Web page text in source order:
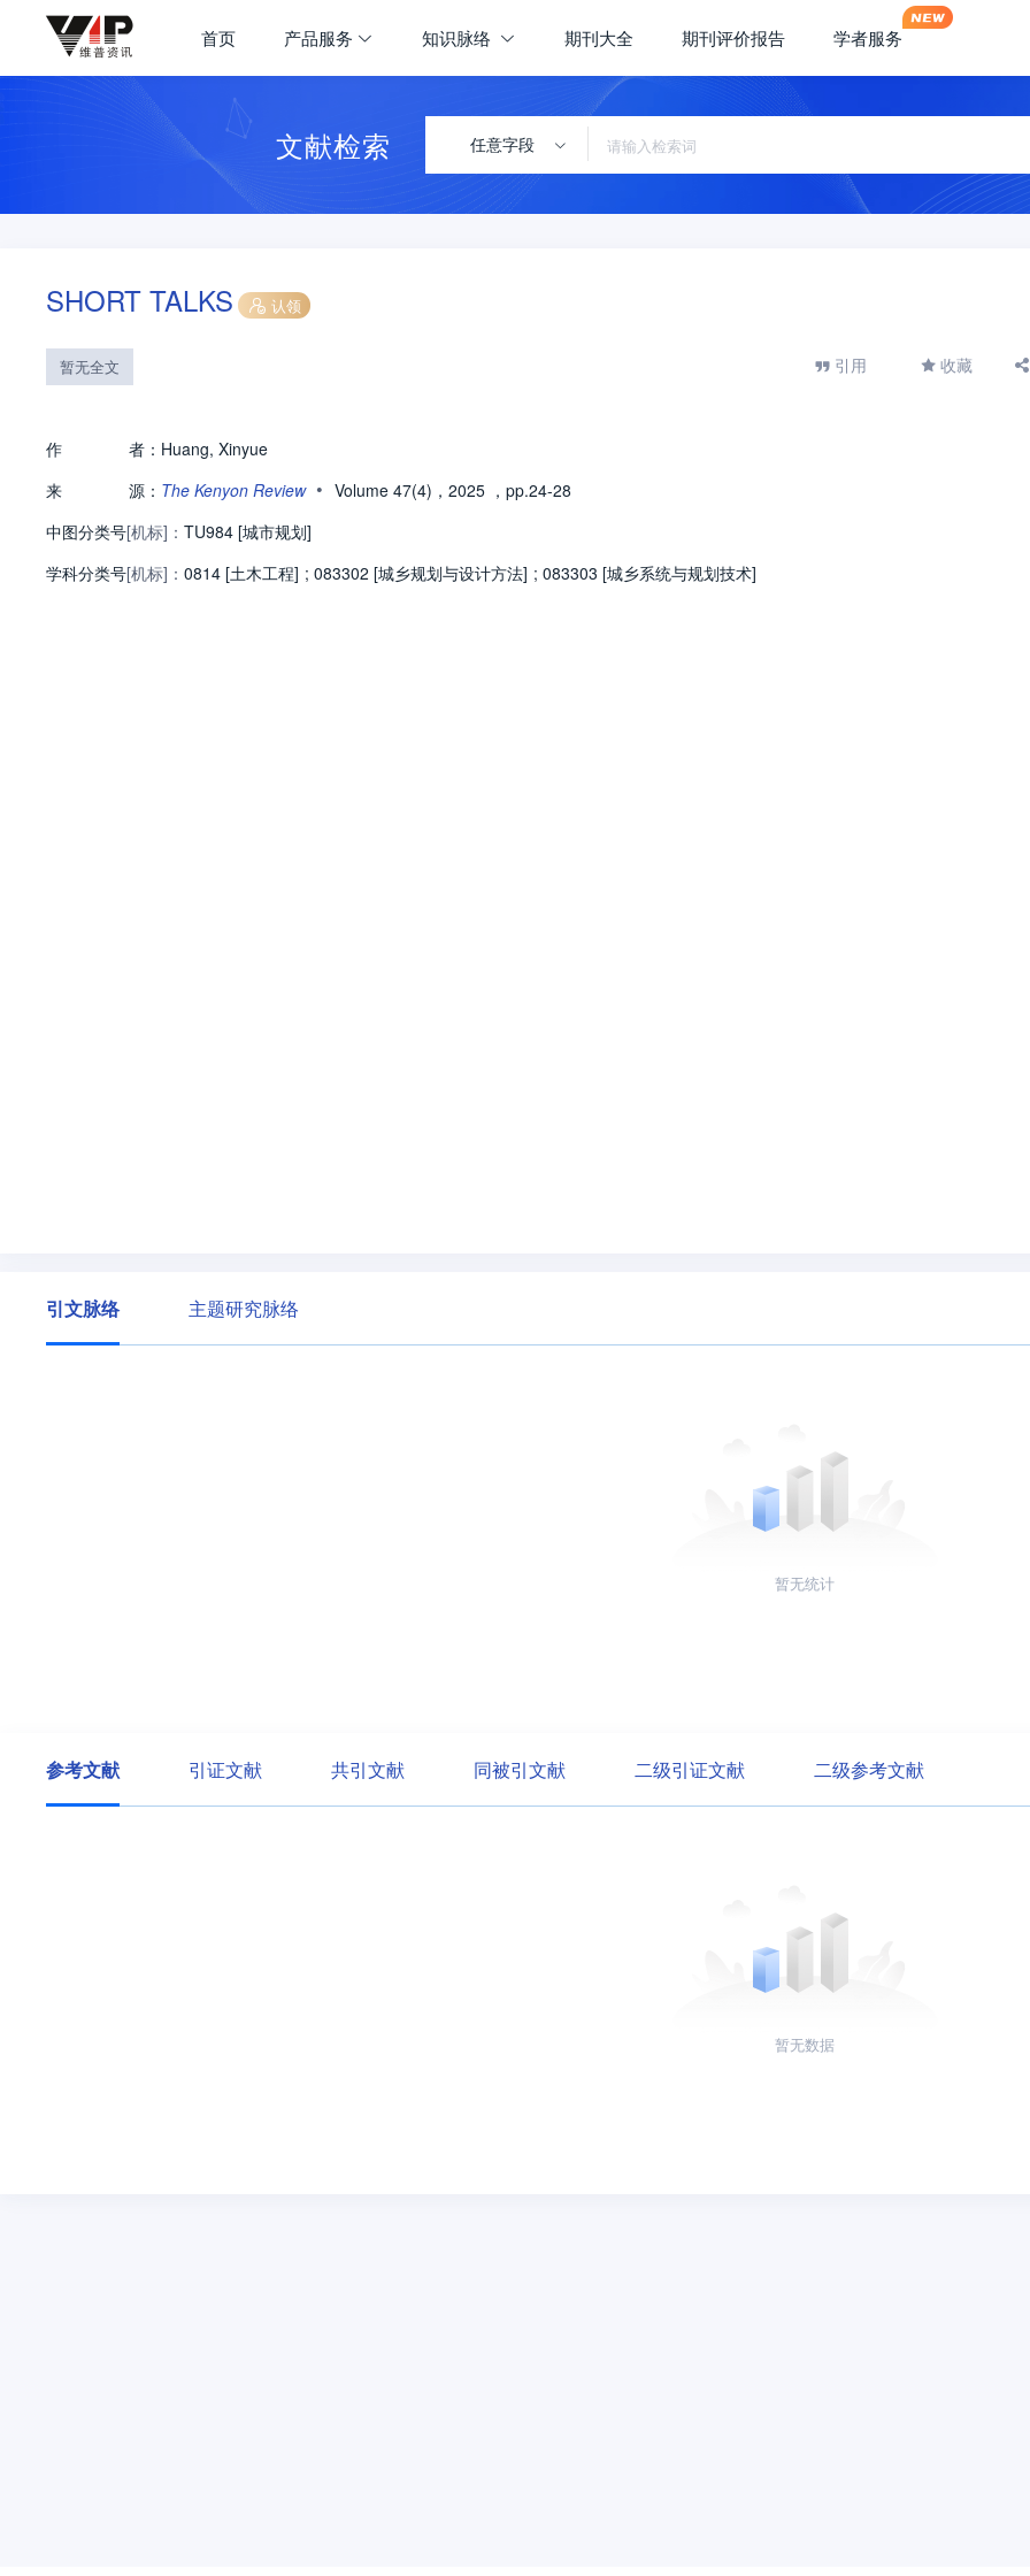
首页 产品服务 知识脉络 期刊大全 期刊评价报告 学者服务
文献检索 任意字段
SHORT TALKS 认领
暂无全文 引用 收藏
作 者： Huang, Xinyue
来
源： The Kenyon Review • Volume 47(4)，2025 ，pp.24-28
中图分类号[机标]： TU984 [城市规划]
学科分类号[机标]： 0814 [土木工程] ; 083302 [城乡规划与设计方法] ; 083303 [城乡系统与规划技术]
引文脉络 主题研究脉络
暂无统计
参考文献 引证文献 共引文献 同被引文献 二级引证文献 二级参考文献
暂无数据